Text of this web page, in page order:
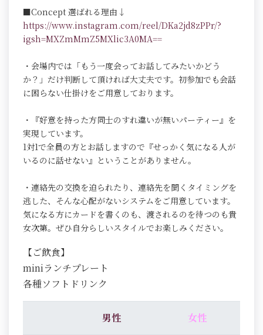
■Concept 選ばれる理由↓
https://www.instagram.com/reel/DKa2jd8zPPr/?
igsh=MXZmMmZ5MXlic3A0MA==
・会場内では「もう一度会ってお話してみたいかどう
か？」だけ判断して頂ければ大丈夫です。初参加でも会話
に困らない仕掛けをご用意しております。
・『好意を持った方同士のすれ違いが無いパーティー』を
実現しています。
1対1で全員の方とお話しますので『せっかく気になる人が
いるのに話せない』ということがありません。
・連絡先の交換を迫られたり、連絡先を聞くタイミングを
逃した、そんな心配がないシステムをご用意しています。
気になる方にカードを書くのも、渡されるのを待つのも貴
女次第。ぜひ自分らしいスタイルでお楽しみください。
【ご飲食】
miniランチプレート
各種ソフトドリンク
男性 女性